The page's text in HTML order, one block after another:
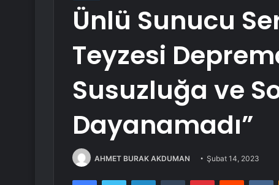
Ünlü Sunucu
Teyzesi
Susuzluğa ve
Dayanamadı”
AHMET BURAK AKDUMAN Şubat 14, 2023
FacebookTwitter LinkedInTumblr PinterestReddit